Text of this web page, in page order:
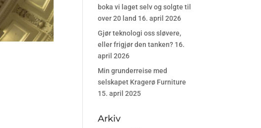
boka vi laget selv og solgte til
over 20 land 16. april 2026
Gjør teknologi oss sløvere,
eller frigjør den tanken? 16.
april 2026
Min grunderreise med
selskapet Kragerø Furniture
15. april 2025
Arkiv